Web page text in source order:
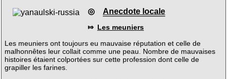
◎ Anecdote locale
⤇ Les meuniers
Les meuniers ont toujours eu mauvaise réputation et celle de
malhonnêtes leur collait comme une peau. Nombre de mauvaises
histoires étaient colportées sur cette profession dont celle de
grapiller les farines.